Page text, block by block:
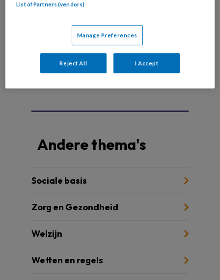
mentale problemen bij jongeren. Complexe
op een collectieve manier moeten worden
benaderd, vinden Hester Brauer & Justine le
Andere thema's
Sociale basis
Zorg en Gezondheid
Welzijn
Wetten en regels
List of Partners (vendors)
Manage Preferences
Reject All I Accept